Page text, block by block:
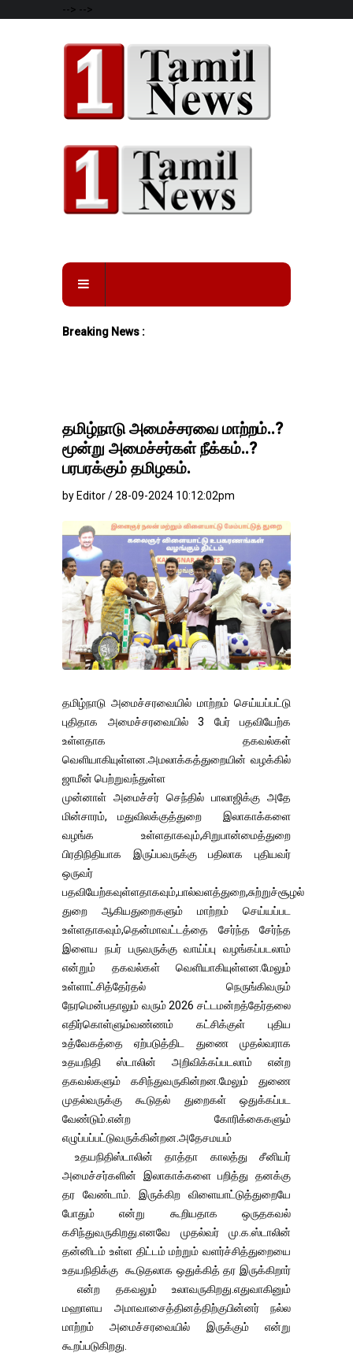
--> -->
Breaking News :
தமிழ்நாடு அமைச்சரவை மாற்றம்..?
மூன்று அமைச்சர்கள் நீக்கம்..?
பரபரக்கும் தமிழகம்.
by Editor / 28-09-2024 10:12:02pm
தமிழ்நாடு அமைச்சரவையில் மாற்றம் செய்யப்பட்டு
புதிதாக அமைச்சரவையில் 3 பேர் பதவியேற்க
உள்ளதாக தகவல்கள்
வெளியாகியுள்ளன.அமலாக்கத்துறையின் வழக்கில்
ஜாமீன் பெற்றுவந்துள்ள
முன்னாள் அமைச்சர் செந்தில் பாலாஜிக்கு அதே
மின்சாரம், மதுவிலக்குத்துறை இலாகாக்களை
வழங்க உள்ளதாகவும்,சிறுபான்மைத்துறை
பிரதிநிதியாக இருப்பவருக்கு பதிலாக புதியவர்
ஒருவர்
பதவியேற்கவுள்ளதாகவும்,பால்வளத்துறை,சுற்றுச்சூழல்
துறை ஆகியதுறைகளும் மாற்றம் செய்யப்பட
உள்ளதாகவும்,தென்மாவட்டத்தை சேர்ந்த சேர்ந்த
இளைய நபர் பருவருக்கு வாய்ப்பு வழங்கப்படலாம்
என்றும் தகவல்கள் வெளியாகியுள்ளன.மேலும்
உள்ளாட்சித்தேர்தல் நெருங்கிவரும்
நேரமென்பதாலும் வரும் 2026 சட்டமன்றத்தேர்தலை
எதிர்கொள்ளும்வண்ணம் கட்சிக்குள் புதிய
உத்வேகத்தை ஏற்படுத்திட துணை முதல்வராக
உதயநிதி ஸ்டாலின் அறிவிக்கப்படலாம் என்ற
தகவல்களும் கசிந்துவருகின்றன.மேலும் துணை
முதல்வருக்கு கூடுதல் துறைகள் ஒதுக்கப்பட
வேண்டும்.என்ற கோரிக்கைகளும்
எழுப்பப்பட்டுவருக்கின்றன.அதேசமயம்
உதயநிதிஸ்டாலின் தாத்தா காலத்து சீனியர்
அமைச்சர்களின் இலாகாக்களை பறித்து தனக்கு
தர வேண்டாம். இருக்கிற விளையாட்டுத்துறையே
போதும் என்று கூறியதாக ஒருதகவல்
கசிந்துவருகிறது.எனவே முதல்வர் மு.க.ஸ்டாலின்
தன்னிடம் உள்ள திட்டம் மற்றும் வளர்ச்சித்துறையை
உதயநிதிக்கு கூடுதலாக ஒதுக்கித் தர இருக்கிறார்
என்ற தகவலும் உலாவருகிறது.எதுவாகினும்
மஹாளய அமாவாசைத்தினத்திற்குபின்னர் நல்ல
மாற்றம் அமைச்சரவையில் இருக்கும் என்று
கூறப்படுகிறது.